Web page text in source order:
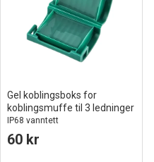
Gel koblingsboks for
koblingsmuffe til 3 ledninger
IP68 vanntett
60 kr